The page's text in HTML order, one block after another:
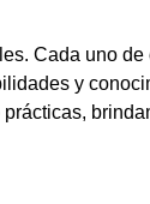
Cada uno
y